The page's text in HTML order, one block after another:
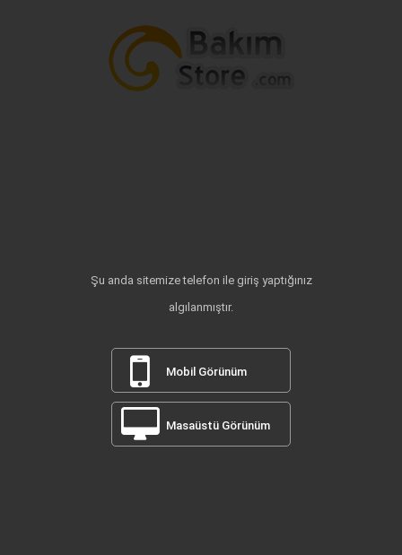
Şu anda sitemize telefon ile giriş yaptığınız
algılanmıştır.
Mobil Görünüm
Masaüstü Görünüm